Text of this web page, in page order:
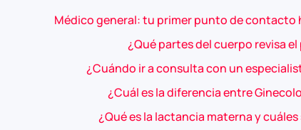
Médico general: tu primer punto de contacto
¿Qué partes del cuerpo revisa
¿Cuándo ir a consulta con un
¿Cuál es la diferencia entre
¿Qué es la lactancia materna y